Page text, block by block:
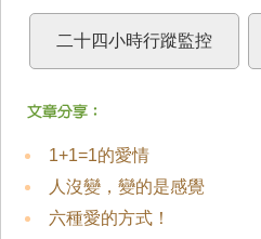
二十四小時行蹤監控
1+1=1的愛情
人沒變，變的是感覺
六種愛的方式！